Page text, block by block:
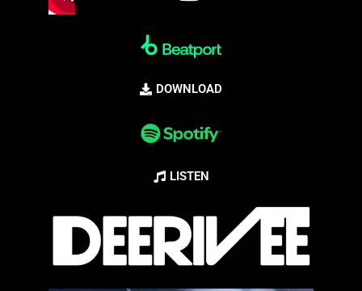
DOWNLOAD
LISTEN